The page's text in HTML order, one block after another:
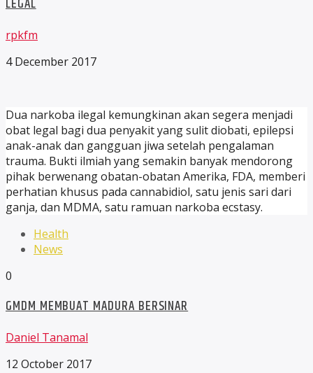
rpkfm
4 December 2017
Dua narkoba ilegal kemungkinan akan segera menjadi
obat legal bagi dua penyakit yang sulit diobati, epilepsi
anak-anak dan gangguan jiwa setelah pengalaman
trauma. Bukti ilmiah yang semakin banyak mendorong
pihak berwenang obatan-obatan Amerika, FDA, memberi
perhatian khusus pada cannabidiol, satu jenis sari dari
ganja, dan MDMA, satu ramuan narkoba ecstasy.
Health
News
0
GMDM MEMBUAT MADURA BERSINAR
Daniel Tanamal
12 October 2017